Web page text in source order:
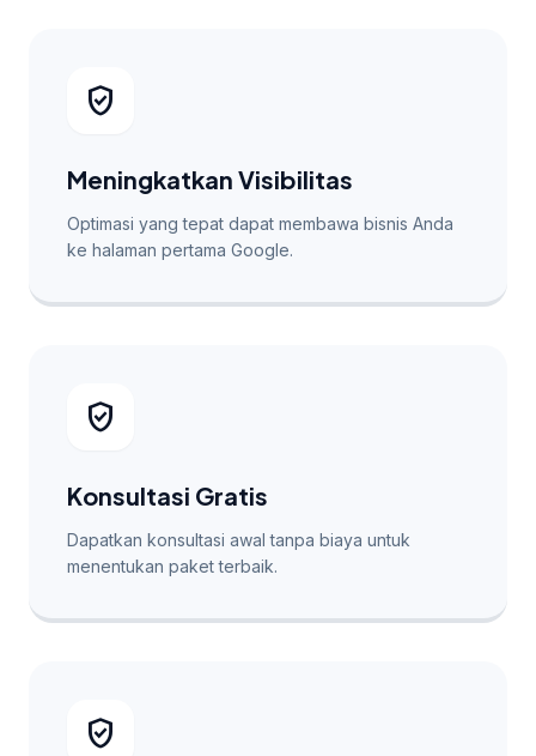
verified_user
Meningkatkan Visibilitas
Optimasi yang tepat dapat membawa bisnis Anda
ke halaman pertama Google.
verified_user
Konsultasi Gratis
Dapatkan konsultasi awal tanpa biaya untuk
menentukan paket terbaik.
verified_user